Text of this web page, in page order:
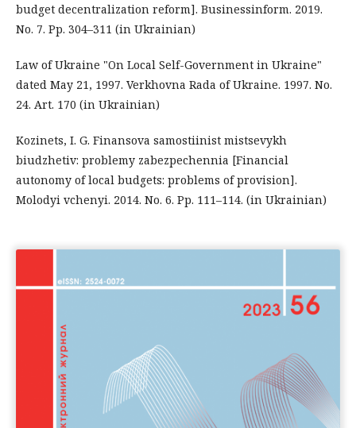
budget decentralization reform]. Businessinform. 2019.
No. 7. Pp. 304–311 (in Ukrainian)
Law of Ukraine "On Local Self-Government in Ukraine"
dated May 21, 1997. Verkhovna Rada of Ukraine. 1997. No.
24. Art. 170 (in Ukrainian)
Kozinets, I. G. Finansova samostiinist mistsevykh
biudzhetiv: problemy zabezpechennia [Financial
autonomy of local budgets: problems of provision].
Molodyi vchenyi. 2014. No. 6. Pp. 111–114. (in Ukrainian)